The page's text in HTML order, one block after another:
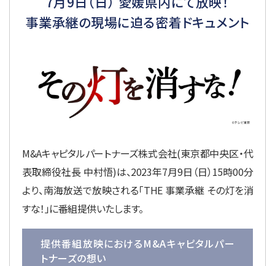
事業承継の現場に迫る密着ドキュメント
M&Aキャピタルパートナーズ株式会社(東京都中央区・代
表取締役社長 中村悟)は、2023年7月9日（日）15時00分
より、南海放送で放映される「THE 事業承継 その灯を消
すな！」に番組提供いたします。
提供番組放映におけるM&Aキャピタルパー
トナーズの想い